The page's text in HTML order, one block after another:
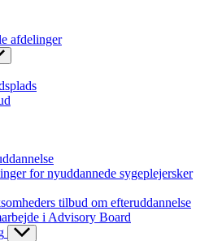
afdelinger
for nyuddannede sygeplejersker
tilbud om efteruddannelse
i Advisory Board